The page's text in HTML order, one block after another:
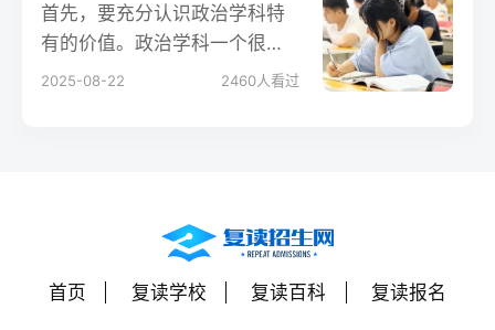
救。
首先，要充分认识政治学科特
有的价值。政治学科一个很重
要的价值体现在，它是人们认
2025-08-22 2460人看过
首页 复读学校 复读百科 复读报名